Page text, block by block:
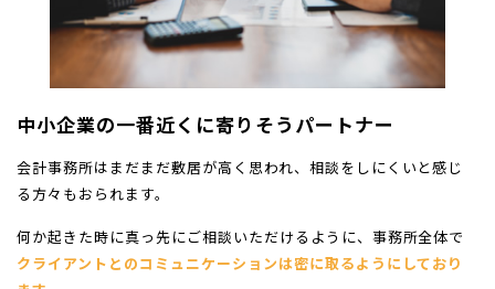
中小企業の一番近くに寄りそうパートナー
会計事務所はまだまだ敷居が高く思われ、相談をしにくいと感じ
る方々もおられます。
何か起きた時に真っ先にご相談いただけるように、事務所全体で
クライアントとのコミュニケーションは密に取るようにしており